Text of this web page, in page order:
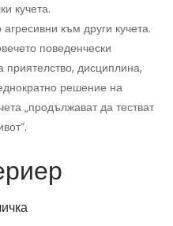
кучета.
към други кучета.
поведенчески
дисциплина,
решение на
„продължават да тестват